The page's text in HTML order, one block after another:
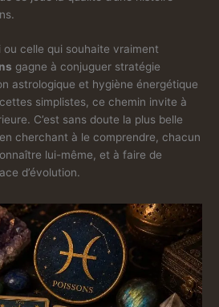
ou celle qui souhaite vraiment
gagne à conjuguer stratégie
astrologique et hygiène énergétique
simplistes, ce chemin invite à
C’est sans doute la plus belle
cherchant à le comprendre, chacun
lui-même, et à faire de
d’évolution.